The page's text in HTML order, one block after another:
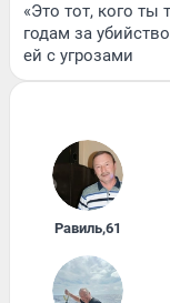
«Это тот, кого ты
годам за
ей с угрозами
Равиль,61